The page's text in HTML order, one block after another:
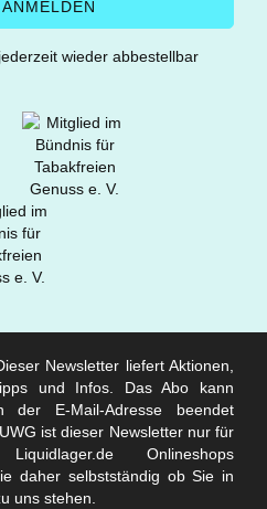
wieder abbestellbar
Newsletter liefert Aktionen,
und Infos. Das Abo kann
der E-Mail-Adresse beendet
ist dieser Newsletter nur für
Onlineshops
daher selbstständig ob Sie in
uns stehen.